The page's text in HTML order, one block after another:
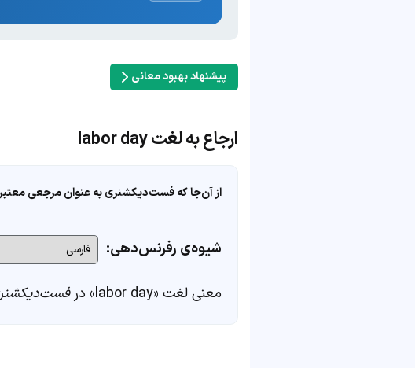
پیشنهاد بهبود معانی
ارجاع به لغت labor day
از آن‌جا که فست‌دیکشنری به عنوان مرجعی
شیوه‌ی رفرنس‌دهی:
معنی لغت «labor day» در